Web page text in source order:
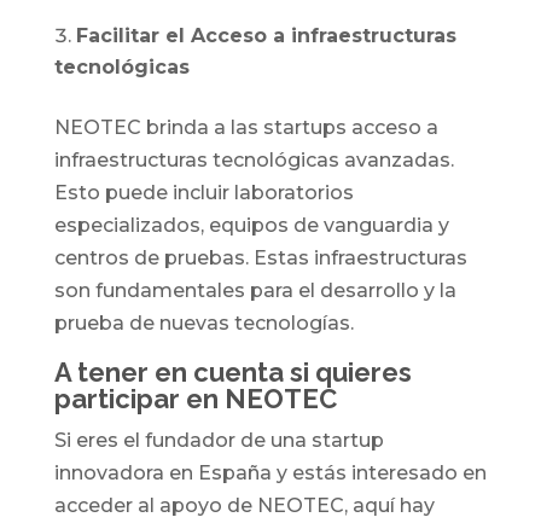
Facilitar el Acceso a infraestructuras
tecnológicas
NEOTEC brinda a las startups acceso a
infraestructuras tecnológicas avanzadas.
Esto puede incluir laboratorios
especializados, equipos de vanguardia y
centros de pruebas. Estas infraestructuras
son fundamentales para el desarrollo y la
prueba de nuevas tecnologías.
A tener en cuenta si quieres
participar en NEOTEC
Si eres el fundador de una startup
innovadora en España y estás interesado en
acceder al apoyo de NEOTEC, aquí hay